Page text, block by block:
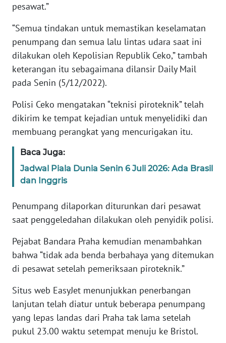
pesawat.”
“Semua tindakan untuk memastikan keselamatan
penumpang dan semua lalu lintas udara saat ini
dilakukan oleh Kepolisian Republik Ceko,” tambah
keterangan itu sebagaimana dilansir Daily Mail
pada Senin (5/12/2022).
Polisi Ceko mengatakan “teknisi piroteknik” telah
dikirim ke tempat kejadian untuk menyelidiki dan
membuang perangkat yang mencurigakan itu.
Baca Juga:
Jadwal Piala Dunia Senin 6 Juli 2026: Ada Brasil
dan Inggris
Penumpang dilaporkan diturunkan dari pesawat
saat penggeledahan dilakukan oleh penyidik polisi.
Pejabat Bandara Praha kemudian menambahkan
bahwa “tidak ada benda berbahaya yang ditemukan
di pesawat setelah pemeriksaan piroteknik.”
Situs web EasyJet menunjukkan penerbangan
lanjutan telah diatur untuk beberapa penumpang
yang lepas landas dari Praha tak lama setelah
pukul 23.00 waktu setempat menuju ke Bristol.
MEDIA
DISCLAIMER
WN
JAKARTA
JABAR
WN
BANTEN
WN